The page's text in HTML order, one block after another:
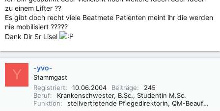
zu einem Lifter ??
Es gibt doch recht viele Beatmete Patienten meint ihr die werden
nie mobilisiert ?????
Dank Dir Sr Lisel
Y -yvo-
Stammgast
Registriert
10.06.2004 Beiträge
245
Beruf
Krankenschwester, B.Sc., Studentin M.Sc.
Funktion
stellvertretende Pflegedirektorin, QM-Beauftragte